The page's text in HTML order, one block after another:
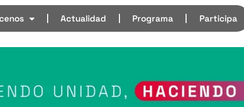
Actualidad Programa Participa